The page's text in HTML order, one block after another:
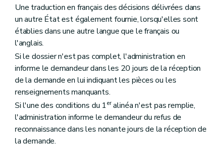
Une traduction en français des décisions délivrées dans
un autre État est également fournie, lorsqu'elles sont
établies dans une autre langue que le français ou
l'anglais.
Si le dossier n'est pas complet, l'administration en
informe le demandeur dans les 20 jours de la réception
de la demande en lui indiquant les pièces ou les
renseignements manquants.
Si l'une des conditions du 1eralinéa n'est pas remplie,
l'administration informe le demandeur du refus de
reconnaissance dans les nonante jours de la réception de
la demande.